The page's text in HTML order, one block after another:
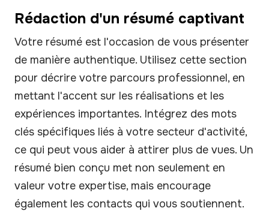
Rédaction d'un résumé captivant
Votre résumé est l'occasion de vous présenter
de manière authentique. Utilisez cette section
pour décrire votre parcours professionnel, en
mettant l'accent sur les réalisations et les
expériences importantes. Intégrez des mots
clés spécifiques liés à votre secteur d'activité,
ce qui peut vous aider à attirer plus de vues. Un
résumé bien conçu met non seulement en
valeur votre expertise, mais encourage
également les contacts qui vous soutiennent.